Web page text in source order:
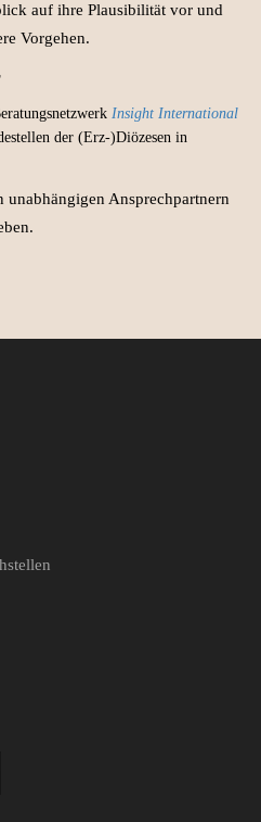
auf ihre Plausibilität vor und
Vorgehen.
Insight International
der (Erz-)Diözesen in
Ansprechpartnern